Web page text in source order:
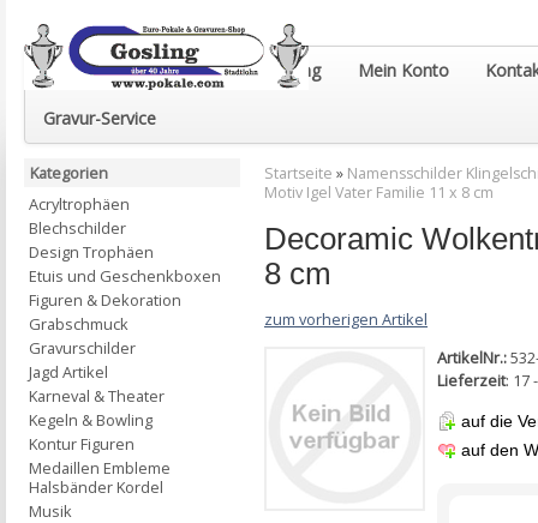
Euro-Pokale & Gravur-Shop Gosling Mein Konto
Gravur-Service
Startseite » Namensschilder
Motiv Igel Vater Familie 11 x 8 cm
Decoramic
8 cm
zum vorherigen Artikel
ArtikelNr.:
Lieferzeit: 17
auf die
auf den
Kategorien
Acryltrophäen
Blechschilder
Design Trophäen
Etuis und Geschenkboxen
Figuren & Dekoration
Grabschmuck
Gravurschilder
Jagd Artikel
Karneval & Theater
Kegeln & Bowling
Kontur Figuren
Medaillen Embleme
Halsbänder Kordel
Musik